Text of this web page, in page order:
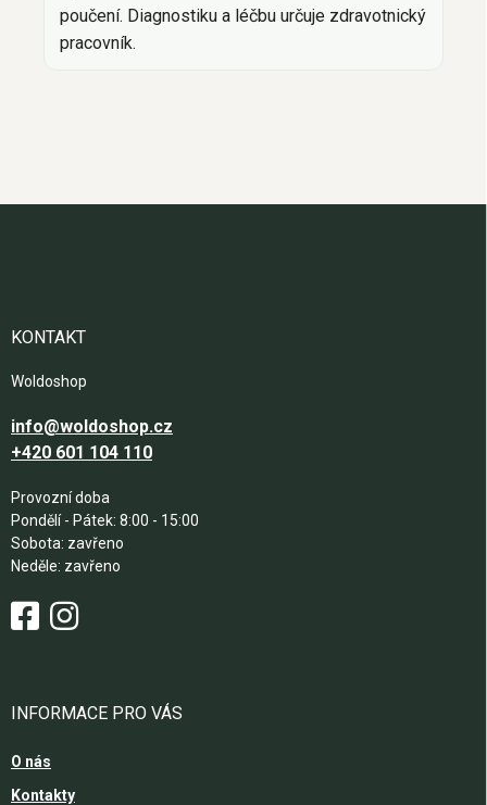
poučení. Diagnostiku a léčbu určuje zdravotnický
pracovník.
KONTAKT
Woldoshop
info@woldoshop.cz
+420 601 104 110
Provozní doba
Pondělí - Pátek: 8:00 - 15:00
Sobota: zavřeno
Neděle: zavřeno
INFORMACE PRO VÁS
O nás
Kontakty